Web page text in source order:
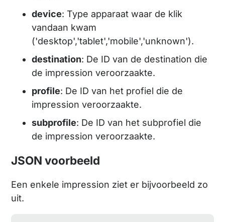
device: Type apparaat waar de klik
vandaan kwam
('desktop','tablet','mobile','unknown').
destination: De ID van de destination die
de impression veroorzaakte.
profile: De ID van het profiel die de
impression veroorzaakte.
subprofile: De ID van het subprofiel die
de impression veroorzaakte.
JSON voorbeeld
Een enkele impression ziet er bijvoorbeeld zo
uit.